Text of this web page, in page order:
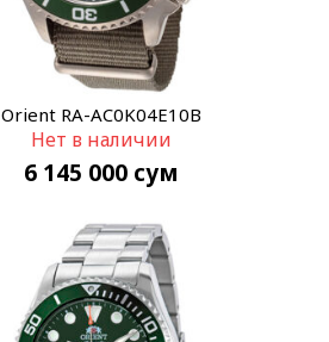
Orient RA-AC0K04E10B
Нет в наличии
6 145 000 сум